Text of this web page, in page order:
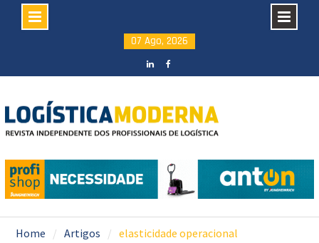
content
07 Ago, 2026
Home Artigos elasticidade operacional